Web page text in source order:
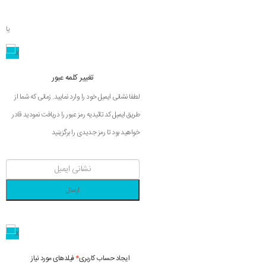
یا
تغییر کلمه عبور
لطفا نشانی ایمیل خود را وارد نمایید. زمانی که شما از
طریق ایمیل کد تائیدیه رمز عبور را دریافت نمودید قادر
خواهید بود تا رمز جدیدی را برگزینید
ارسال
ایجاد حساب کاربری*فیلدهای مورد نیاز